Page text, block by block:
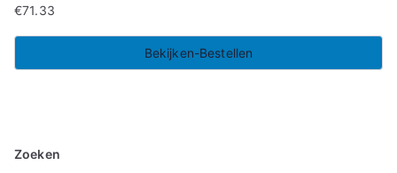
€71.33
Bekijken-Bestellen
Zoeken